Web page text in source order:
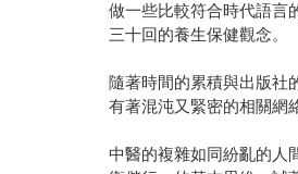
做一些比較符合時代語言
三十回的養生保健觀念。
隨著時間的累積與出版社
有著混沌又緊密的相關網
中醫的複雜如同紛亂的人